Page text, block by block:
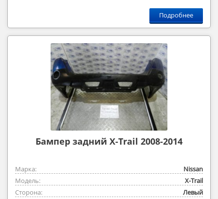
Подробнее
Бампер задний X-Trail 2008-2014
Марка:
Nissan
Модель:
X-Trail
Сторона:
Левый